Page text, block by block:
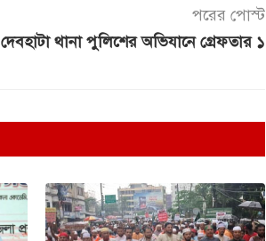
পরের পোস্ট
দেবহাটা থানা পুলিশের অভিযানে গ্রেফতার ১